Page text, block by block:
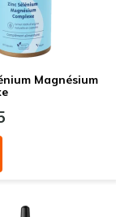
Magnésium